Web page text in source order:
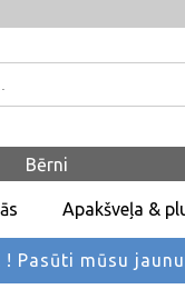
Bērni
Apakšveļa &
! Pasūti mūsu